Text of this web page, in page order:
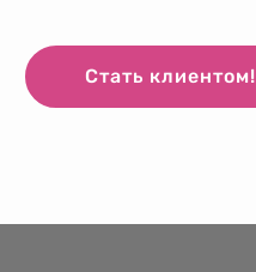
Стать клиентом!